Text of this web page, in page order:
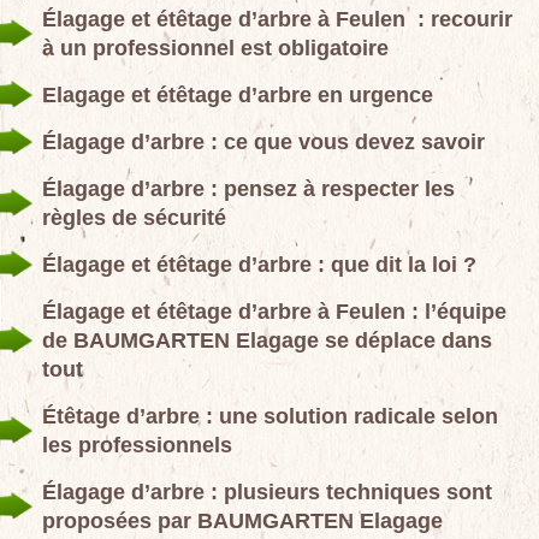
Élagage et étêtage d’arbre à Feulen : recourir
à un professionnel est obligatoire
Elagage et étêtage d’arbre en urgence
Élagage d’arbre : ce que vous devez savoir
Élagage d’arbre : pensez à respecter les
règles de sécurité
Élagage et étêtage d’arbre : que dit la loi ?
Élagage et étêtage d’arbre à Feulen : l’équipe
de BAUMGARTEN Elagage se déplace dans
tout
Étêtage d’arbre : une solution radicale selon
les professionnels
Élagage d’arbre : plusieurs techniques sont
proposées par BAUMGARTEN Elagage